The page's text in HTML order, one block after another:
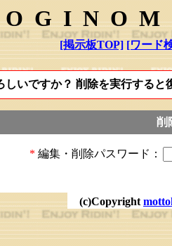
[掲示板TOP] [ワード
しいですか？ 削除を実行する
削
* 編集・削除パスワード：
(c)Copyright